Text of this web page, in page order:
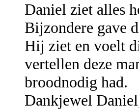
Daniel ziet alles
Bijzondere gave
Hij ziet en voelt
vertellen deze
broodnodig had.
Dankjewel